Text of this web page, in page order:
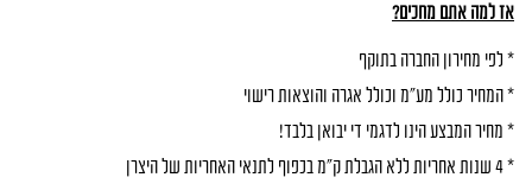
אז למה אתם מחכים?
* לפי מחירון החברה בתוקף
* המחיר כולל מע"מ וכולל אגרה והוצאות רישוי
* מחיר המבצע הינו לדגמי די יבואן בלבד!
* 4 שנות אחריות ללא הגבלת ק"מ בכפוף לתנאי האחריות של היצרן